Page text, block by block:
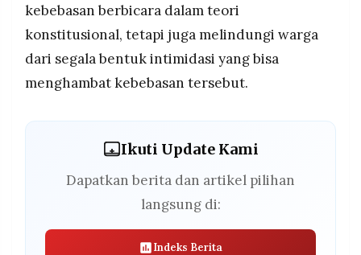
kebebasan berbicara dalam teori
konstitusional, tetapi juga melindungi warga
dari segala bentuk intimidasi yang bisa
menghambat kebebasan tersebut.
Ikuti Update Kami
Dapatkan berita dan artikel pilihan
langsung di:
Indeks Berita